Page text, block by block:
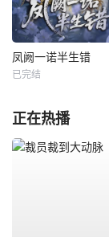
凤阙一诺半生错
已完结
正在热播